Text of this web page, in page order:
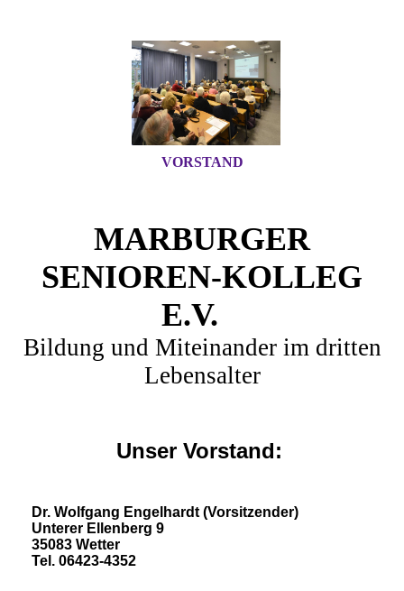
VORSTAND
MARBURGER
SENIOREN-KOLLEG
E.V.
Bildung und Miteinander im dritten
Lebensalter
Unser Vorstand:
Dr. Wolfgang Engelhardt (Vorsitzender)
Unterer Ellenberg 9
35083 Wetter
Tel. 06423-4352